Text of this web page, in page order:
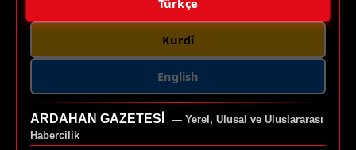
Kurdî
English
ARDAHAN GAZETESI
— Yerel, Ulusal ve Uluslararası
Habercilik